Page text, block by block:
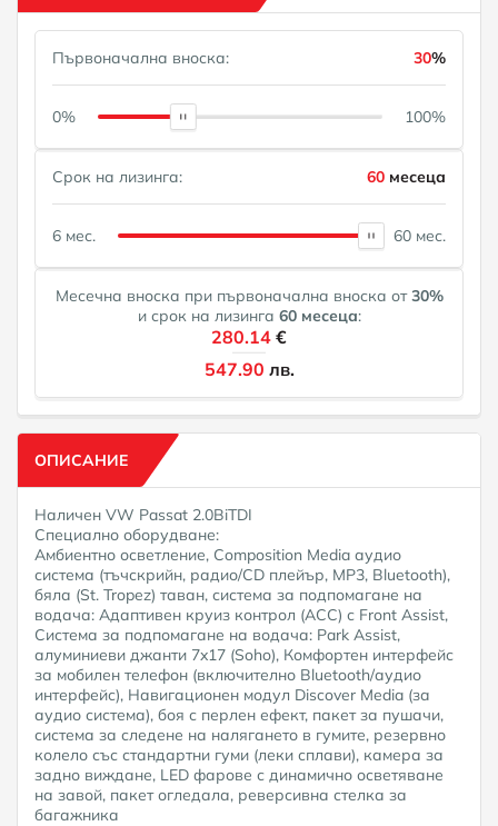
Първоначална вноска: 30%
0% 100%
Срок на лизинга: 60 месеца
6 мес. 60 мес.
Месечна вноска при първоначална вноска от30%
и срок на лизинга 60месеца:
280.14 €
547.90 лв.
ОПИСАНИЕ
Наличен VW Passat 2.0BiTDI
Специално оборудване:
Амбиентно осветление, Composition Media аудио
система (тъчскрийн, радио/CD плейър, MP3, Bluetooth),
бяла (St. Tropez) таван, система за подпомагане на
водача: Адаптивен круиз контрол (ACC) с Front Assist,
Система за подпомагане на водача: Park Assist,
алуминиеви джанти 7x17 (Soho), Комфортен интерфейс
за мобилен телефон (включително Bluetooth/аудио
интерфейс), Навигационен модул Discover Media (за
аудио система), боя с перлен ефект, пакет за пушачи,
система за следене на налягането в гумите, резервно
колело със стандартни гуми (леки сплави), камера за
задно виждане, LED фарове с динамично осветяване
на завой, пакет огледала, реверсивна стелка за
багажника